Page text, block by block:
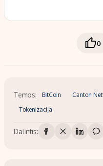
0
Temos: BitCoin Canton
Tokenizacija
Dalintis: